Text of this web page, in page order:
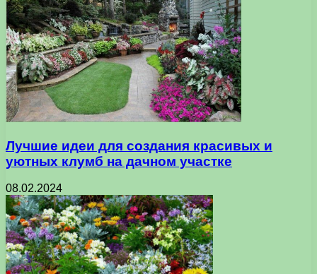
Лучшие идеи для создания красивых и
уютных клумб на дачном участке
08.02.2024